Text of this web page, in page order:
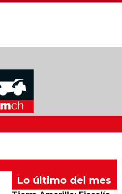
Lo último del mes